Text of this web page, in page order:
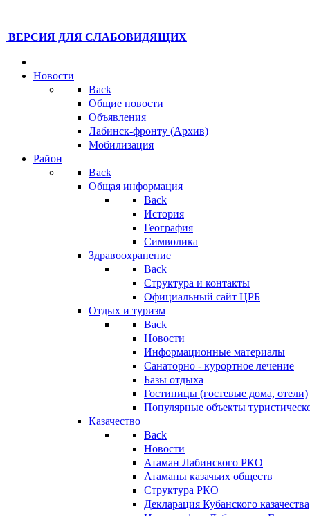
ВЕРСИЯ ДЛЯ СЛАБОВИДЯЩИХ
Новости
Back
Общие новости
Объявления
Лабинск-фронту (Архив)
Мобилизация
Район
Back
Общая информация
Back
История
География
Символика
Здравоохранение
Back
Структура и контакты
Официальный сайт ЦРБ
Отдых и туризм
Back
Новости
Информационные материалы
Санаторно - курортное лечение
Базы отдыха
Гостиницы (гостевые дома, отели)
Популярные объекты
Казачество
Back
Новости
Атаман Лабинского РКО
Атаманы казачьих обществ
Структура РКО
Декларация Кубанского казачества